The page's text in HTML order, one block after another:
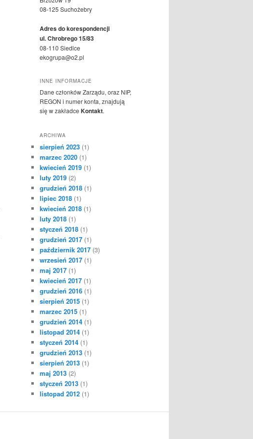
08-125 Suchożebry
Adres do korespondencji
ul. Chrobrego 15/83
08-110 Siedlce
ekogrupa@o2.pl
INNE INFORMACJE
Dane członków Zarządu, oraz NIP,
REGON i numer konta, znajdują
się w zakładce Kontakt.
ARCHIWA
sierpień 2023 (1)
marzec 2020 (1)
kwiecień 2019 (1)
luty 2019 (2)
grudzień 2018 (1)
lipiec 2018 (1)
kwiecień 2018 (1)
luty 2018 (1)
styczeń 2018 (1)
grudzień 2017 (1)
październik 2017 (3)
wrzesień 2017 (1)
maj 2017 (1)
kwiecień 2017 (1)
grudzień 2016 (1)
sierpień 2015 (1)
marzec 2015 (1)
grudzień 2014 (1)
listopad 2014 (1)
styczeń 2014 (1)
grudzień 2013 (1)
sierpień 2013 (1)
maj 2013 (2)
styczeń 2013 (1)
listopad 2012 (1)